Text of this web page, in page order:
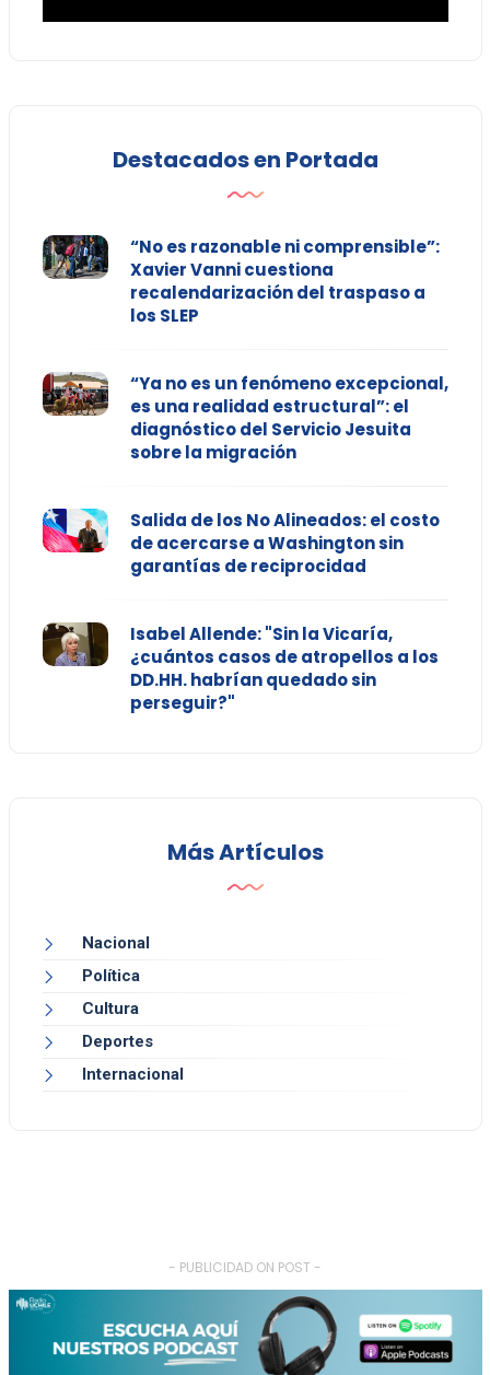
Destacados en Portada
“No es razonable ni comprensible”:
Xavier Vanni cuestiona
recalendarización del traspaso a
los SLEP
“Ya no es un fenómeno excepcional,
es una realidad estructural”: el
diagnóstico del Servicio Jesuita
sobre la migración
Salida de los No Alineados: el costo
de acercarse a Washington sin
garantías de reciprocidad
Isabel Allende: "Sin la Vicaría,
¿cuántos casos de atropellos a los
DD.HH. habrían quedado sin
perseguir?"
Más Artículos
Nacional
Política
Cultura
Deportes
Internacional
- PUBLICIDAD ON POST -